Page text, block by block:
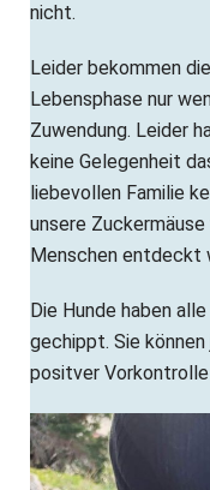
nicht.
Leider bekommen
Lebensphase nur
Zuwendung. Leider
keine Gelegenheit
liebevollen Familie
unsere
Menschen entdeckt
Die Hunde haben
gechippt. Sie
positver Vorkontrolle